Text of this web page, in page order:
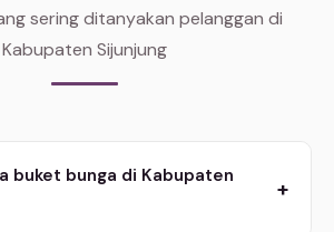
sering ditanyakan pelanggan di
Kabupaten Sijunjung
buket bunga di Kabupaten
+